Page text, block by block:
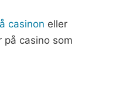
casinon eller
på casino som